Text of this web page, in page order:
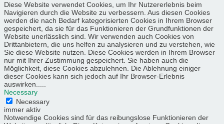
Diese Website verwendet Cookies, um Ihr Nutzererlebnis beim
Navigieren durch die Website zu verbessern. Aus diesen Cookies
werden die nach Bedarf kategorisierten Cookies in Ihrem Browser
gespeichert, da sie für das Funktionieren der Grundfunktionen der
Website unerlässlich sind. Wir verwenden auch Cookies von
Drittanbietern, die uns helfen zu analysieren und zu verstehen, wie
Sie diese Website nutzen. Diese Cookies werden in Ihrem Browser
nur mit Ihrer Zustimmung gespeichert. Sie haben auch die
Möglichkeit, diese Cookies abzulehnen. Die Ablehnung einiger
dieser Cookies kann sich jedoch auf Ihr Browser-Erlebnis
auswirken.....
Necessary
Necessary
immer aktiv
Notwendige Cookies sind für das reibungslose Funktionieren der